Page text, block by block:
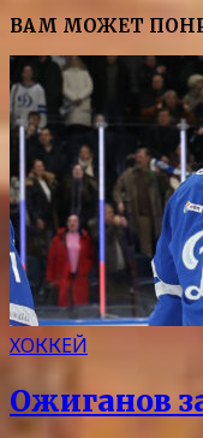
ВАМ МОЖЕТ
ХОККЕЙ
Ожиганов